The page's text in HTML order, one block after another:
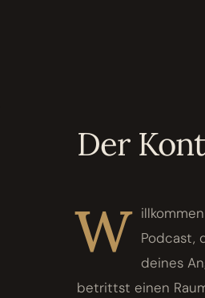
Der
W Podcast,
deines
betrittst einen